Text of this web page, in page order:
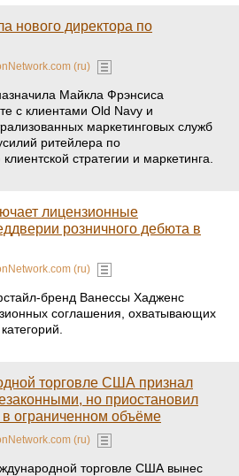
нового директора по
(ru)
Майкла Фрэнсиса
с клиентами Old Navy и
маркетинговых служб
ритейлера по
стратегии и маркетинга.
лицензионные
розничного дебюта в
(ru)
бренд Ванессы Хадженс
соглашения, охватывающих
торговле США признал
но приостановил
ограниченном объёме
(ru)
торговле США вынес